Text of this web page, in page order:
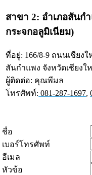
สาขา 2: อำเภอสันก
กระจกอลูมิเนียม)
ที่อยู่: 166/8-9 ถนนเชียง
สันกำแพง จังหวัดเชียงใ
ผู้ติดต่อ: คุณพีมล
โทรศัพท์: 081-287-1697,
ชื่อ
เบอร์โทรศัพท์
อีเมล
หัวข้อ